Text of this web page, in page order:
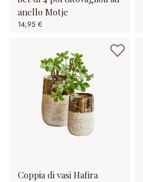
anello Motje
14,95 €
Coppia di vasi Hafira